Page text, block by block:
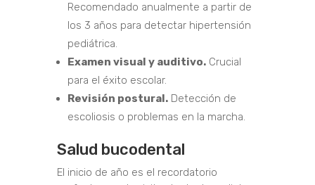
Recomendado anualmente a partir de
los 3 años para detectar hipertensión
pediátrica.
Examen visual y auditivo.Crucial
para el éxito escolar.
Revisión postural.Detección de
escoliosis o problemas en la marcha.
Salud bucodental
El inicio de año es el recordatorio